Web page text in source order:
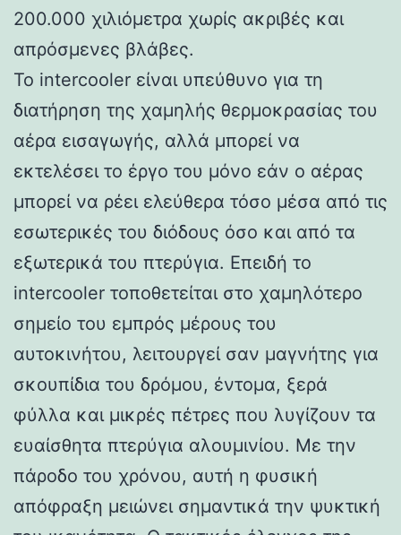
200.000 χιλιόμετρα χωρίς ακριβές και
απρόσμενες βλάβες.
Το intercooler είναι υπεύθυνο για τη
διατήρηση της χαμηλής θερμοκρασίας του
αέρα εισαγωγής, αλλά μπορεί να
εκτελέσει το έργο του μόνο εάν ο αέρας
μπορεί να ρέει ελεύθερα τόσο μέσα από τις
εσωτερικές του διόδους όσο και από τα
εξωτερικά του πτερύγια. Επειδή το
intercooler τοποθετείται στο χαμηλότερο
σημείο του εμπρός μέρους του
αυτοκινήτου, λειτουργεί σαν μαγνήτης για
σκουπίδια του δρόμου, έντομα, ξερά
φύλλα και μικρές πέτρες που λυγίζουν τα
ευαίσθητα πτερύγια αλουμινίου. Με την
πάροδο του χρόνου, αυτή η φυσική
απόφραξη μειώνει σημαντικά την ψυκτική